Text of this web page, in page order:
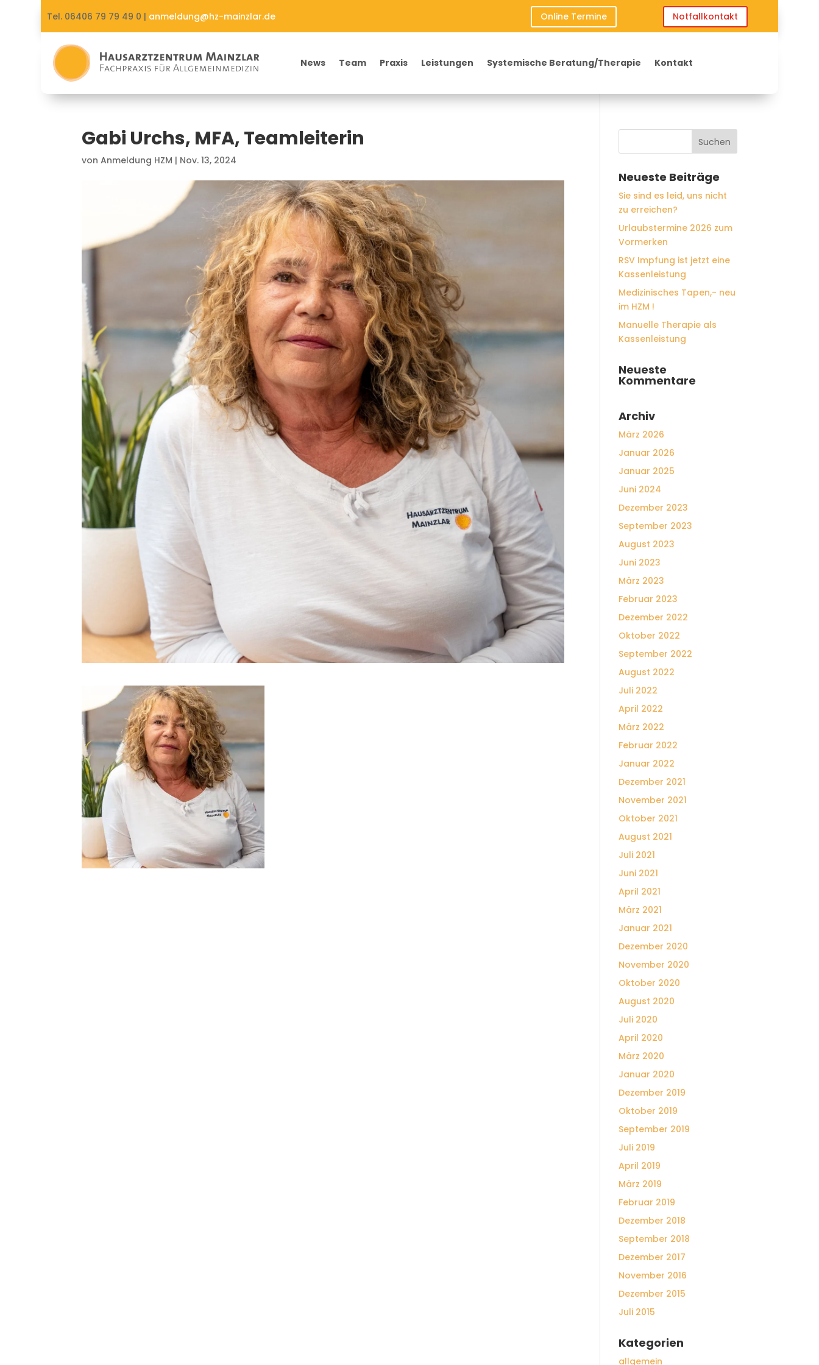
Tel. 06406 79 79 49 0 | anmeldung@hz-mainzlar.de Online Termine Notfallkontakt
News Team Praxis Leistungen Systemische Beratung/Therapie Kontakt
Gabi Urchs, MFA, Teamleiterin
vonAnmeldung HZM | Nov. 13, 2024
Neueste Beiträge
Sie sind es leid, uns nicht
zu erreichen?
Urlaubstermine 2026 zum
Vormerken
RSV Impfung ist jetzt eine
Kassenleistung
Medizinisches Tapen,- neu
im HZM !
Manuelle Therapie als
Kassenleistung
Neueste
Kommentare
Archiv
März 2026
Januar 2026
Januar 2025
Juni 2024
Dezember 2023
September 2023
August 2023
Juni 2023
März 2023
Februar 2023
Dezember 2022
Oktober 2022
September 2022
August 2022
Juli 2022
April 2022
März 2022
Februar 2022
Januar 2022
Dezember 2021
November 2021
Oktober 2021
August 2021
Juli 2021
Juni 2021
April 2021
März 2021
Januar 2021
Dezember 2020
November 2020
Oktober 2020
August 2020
Juli 2020
April 2020
März 2020
Januar 2020
Dezember 2019
Oktober 2019
September 2019
Juli 2019
April 2019
März 2019
Februar 2019
Dezember 2018
September 2018
Dezember 2017
November 2016
Dezember 2015
Juli 2015
Kategorien
allgemein